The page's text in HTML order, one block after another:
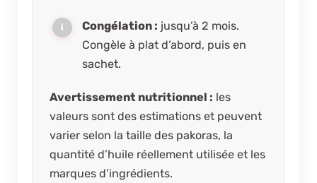
Congélation : jusqu’à 2 mois.
Congèle à plat d’abord, puis en
sachet.
Avertissement nutritionnel : les
valeurs sont des estimations et peuvent
varier selon la taille des pakoras, la
quantité d’huile réellement utilisée et les
marques d’ingrédients.